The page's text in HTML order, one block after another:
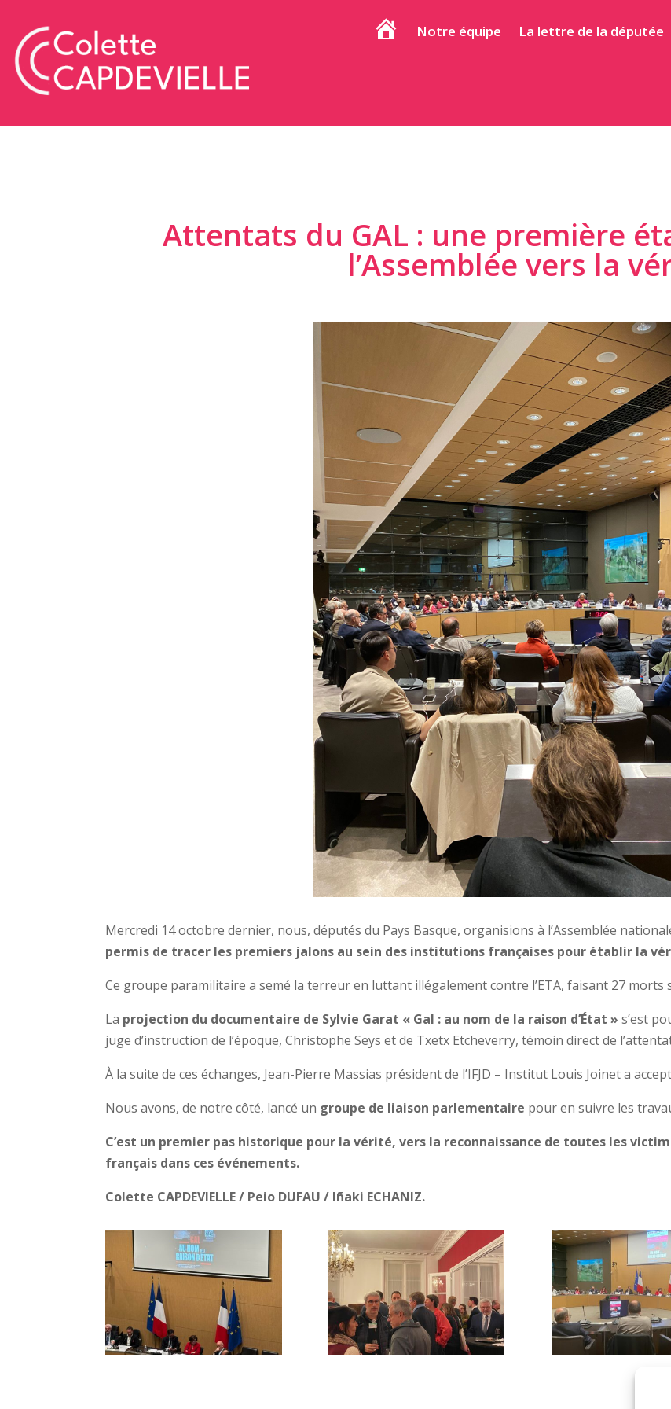
Accueil Notre équipe La lettre de la députée
Attentats du GAL : une première
l’Assemblée vers la
Mercredi 14 octobre dernier, nous, députés du Pays Basque, organisions à l’Assemblée
permis de tracer les premiers jalons au sein des institutions françaises pour établir la
Ce groupe paramilitaire a semé la terreur en luttant illégalement contre l’ETA, faisant 27 morts
La projection du documentaire de Sylvie Garat « Gal : au nom de la raison d’État » s’est
juge d’instruction de l’époque, Christophe Seys et de Txetx Etcheverry, témoin direct de
À la suite de ces échanges, Jean-Pierre Massias président de l’IFJD – Institut Louis Joinet a
Nous avons, de notre côté, lancé un groupe de liaison parlementaire pour en suivre les
C’est un premier pas historique pour la vérité, vers la reconnaissance de toutes les
français dans ces événements.
Colette CAPDEVIELLE / Peio DUFAU / Iñaki ECHANIZ.